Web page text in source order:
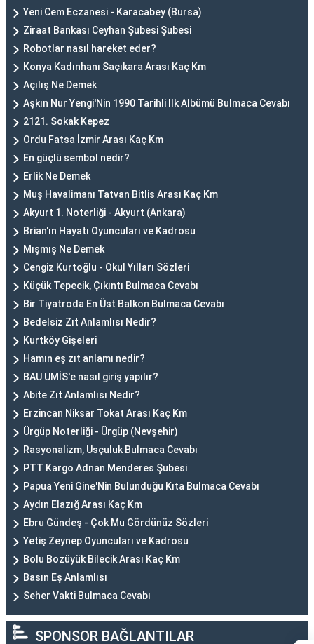
Yeni Cem Eczanesi - Karacabey (Bursa)
Ziraat Bankası Ceyhan Şubesi Şubesi
Robotlar nasıl hareket eder?
Konya Kadınhanı Saçıkara Arası Kaç Km
Açılış Ne Demek
Aşkın Nur Yengi'Nin 1990 Tarihli Ilk Albümü Bulmaca Cevabı
2121. Sokak Kepez
Ordu Fatsa İzmir Arası Kaç Km
En güçlü sembol nedir?
Erlik Ne Demek
Muş Havalimanı Tatvan Bitlis Arası Kaç Km
Akyurt 1. Noterliği - Akyurt (Ankara)
Brian'ın Hayatı Oyuncuları ve Kadrosu
Mışmış Ne Demek
Cengiz Kurtoğlu - Okul Yılları Sözleri
Küçük Tepecik, Çıkıntı Bulmaca Cevabı
Bir Tiyatroda En Üst Balkon Bulmaca Cevabı
Bedelsiz Zıt Anlamlısı Nedir?
Kurtköy Gişeleri
Hamın eş zıt anlamı nedir?
BAU UMİS'e nasıl giriş yapılır?
Abite Zıt Anlamlısı Nedir?
Erzincan Niksar Tokat Arası Kaç Km
Ürgüp Noterliği - Ürgüp (Nevşehir)
Rasyonalizm, Usçuluk Bulmaca Cevabı
PTT Kargo Adnan Menderes Şubesi
Papua Yeni Gine'Nin Bulunduğu Kıta Bulmaca Cevabı
Aydın Elazığ Arası Kaç Km
Ebru Gündeş - Çok Mu Gördünüz Sözleri
Yetiş Zeynep Oyuncuları ve Kadrosu
Bolu Bozüyük Bilecik Arası Kaç Km
Basın Eş Anlamlısı
Seher Vakti Bulmaca Cevabı
SPONSOR BAĞLANTILAR